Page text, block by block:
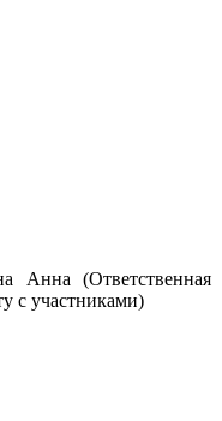
Анна (Ответственная
с участниками)